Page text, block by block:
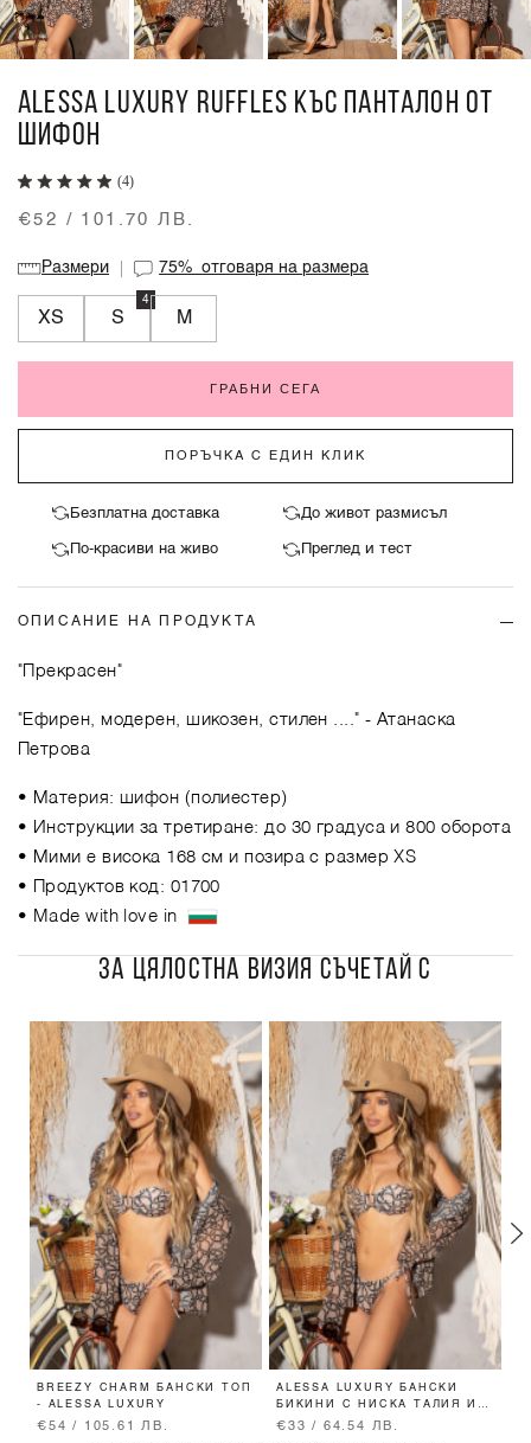
ALESSA LUXURY RUFFLES КЪС ПАНТАЛОН ОТ
ШИФОН
(4)
€52 / 101.70 ЛВ.
Размери 75%отговаря на размера
XS S
4
M
ГРАБНИ СЕГА
ПОРЪЧКА С ЕДИН КЛИК
Безплатна доставка До живот размисъл
По-красиви на живо Преглед и тест
ОПИСАНИЕ НА ПРОДУКТА
"Прекрасен"
"Ефирен, модерен, шикозен, стилен ...." - Атанаска
Петрова
• Материя: шифон (полиестер)
• Инструкции за третиране: до 30 градуса и 800 оборота
• Мими е висока 168 см и позира с размер XS
• Продуктов код: 01700
• Made with love in
ЗА ЦЯЛОСТНА ВИЗИЯ СЪЧЕТАЙ С
BREEZY CHARM БАНСКИ ТОП
- ALESSA LUXURY
€54 / 105.61 ЛВ.
ALESSA LUXURY БАНСКИ
БИКИНИ С НИСКА ТАЛИЯ И
ВРЪЗКИ
€33 / 64.54 ЛВ.